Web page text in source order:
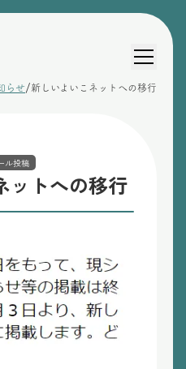
らせ/新しいよいこネットへの移行
ル投稿
ットへの移行